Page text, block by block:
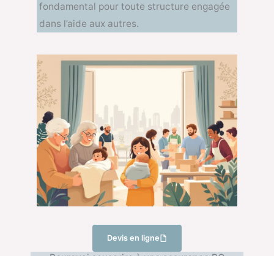
fondamental pour toute structure engagée
dans l’aide aux autres.
Devis en ligne